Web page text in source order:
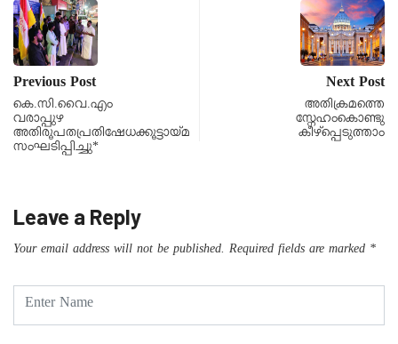
Previous Post
കെ.സി.വൈ.എം
വരാപ്പുഴ
അതിരൂപതപ്രതിഷേധക്കൂട്ടായ്മ
സംഘടിപ്പിച്ചു*
Next Post
അതിക്രമത്തെ
സ്നേഹംകൊണ്ടു
കീഴ്പ്പെടുത്താം
Leave a Reply
Your email address will not be published. Required fields are marked *